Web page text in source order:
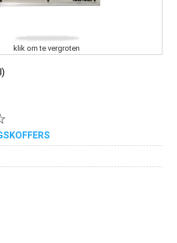
klik om te vergroten